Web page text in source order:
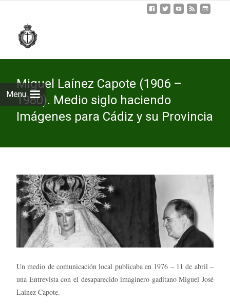
Menu
Miguel Laínez Capote (1906 –
1980). Medio siglo haciendo
Imágenes para Cádiz y su Provincia
Un medio de comunicación local publicaba en 1976 – 11 de abril –
una Entrevista con el desaparecido imaginero gaditano Miguel José
Laínez Capote.